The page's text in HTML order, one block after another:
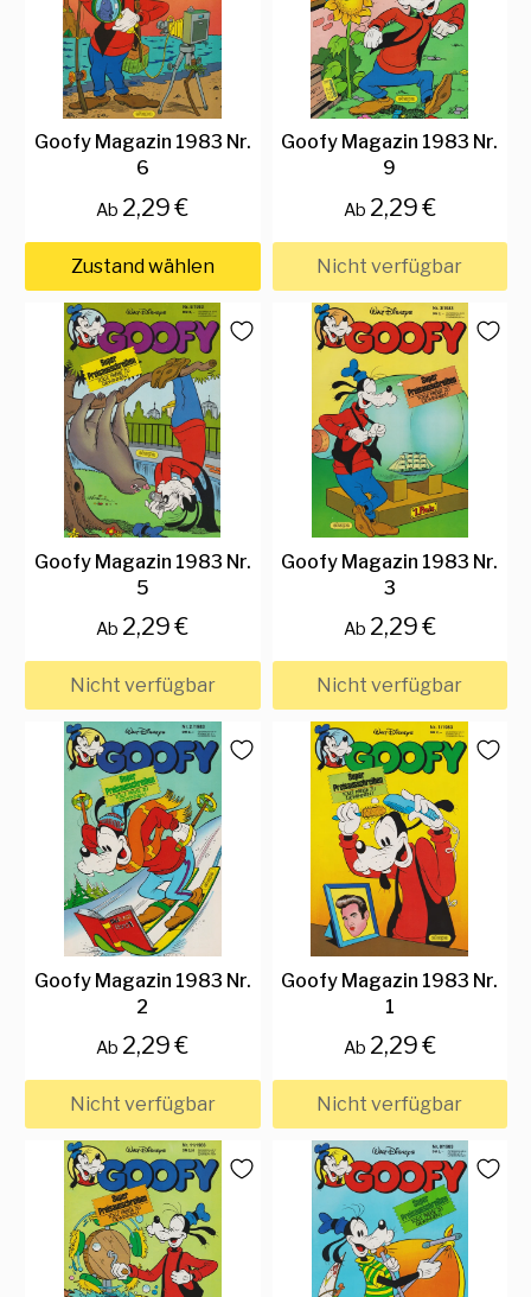
Goofy Magazin 1983 Nr.
6
Ab 2,29 €
Zustand wählen
Goofy Magazin 1983 Nr.
9
Ab 2,29 €
Nicht verfügbar
Goofy Magazin 1983 Nr.
5
Ab 2,29 €
Nicht verfügbar
Goofy Magazin 1983 Nr.
3
Ab 2,29 €
Nicht verfügbar
Goofy Magazin 1983 Nr.
2
Ab 2,29 €
Nicht verfügbar
Goofy Magazin 1983 Nr.
1
Ab 2,29 €
Nicht verfügbar